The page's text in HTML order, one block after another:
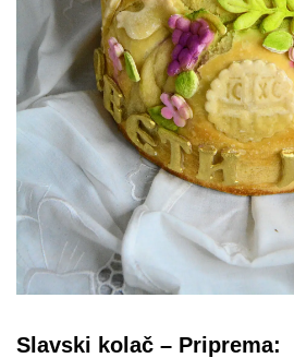
Slavski kolač – Priprema: